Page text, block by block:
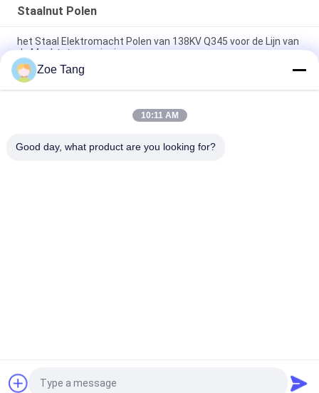
Staalnut Polen
het Staal Elektromacht Polen van 138KV Q345 voor de Lijn van
de Machtstransmissie
Achthoekig Staalnut Polen voor Telecommunicatiesysteem
Q235 312mm
Gegalvaniseerd Nutsstaal Tubulaire Pool voor de
Vraag een offerte aan
Zoe Tang
10:11 AM
Good day, what product are you looking for?